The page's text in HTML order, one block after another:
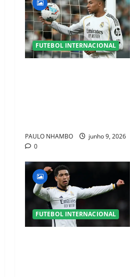
FUTEBOL INTERNACIONAL
PAULO NHAMBO
junho 9, 2026
0
FUTEBOL INTERNACIONAL